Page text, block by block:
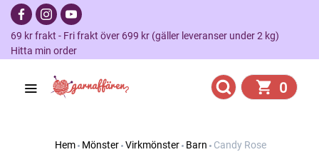
69 kr frakt - Fri frakt över 699 kr (gäller leveranser under 2 kg)
Hitta min order
0
Hem Mönster Virkmönster Barn Candy Rose